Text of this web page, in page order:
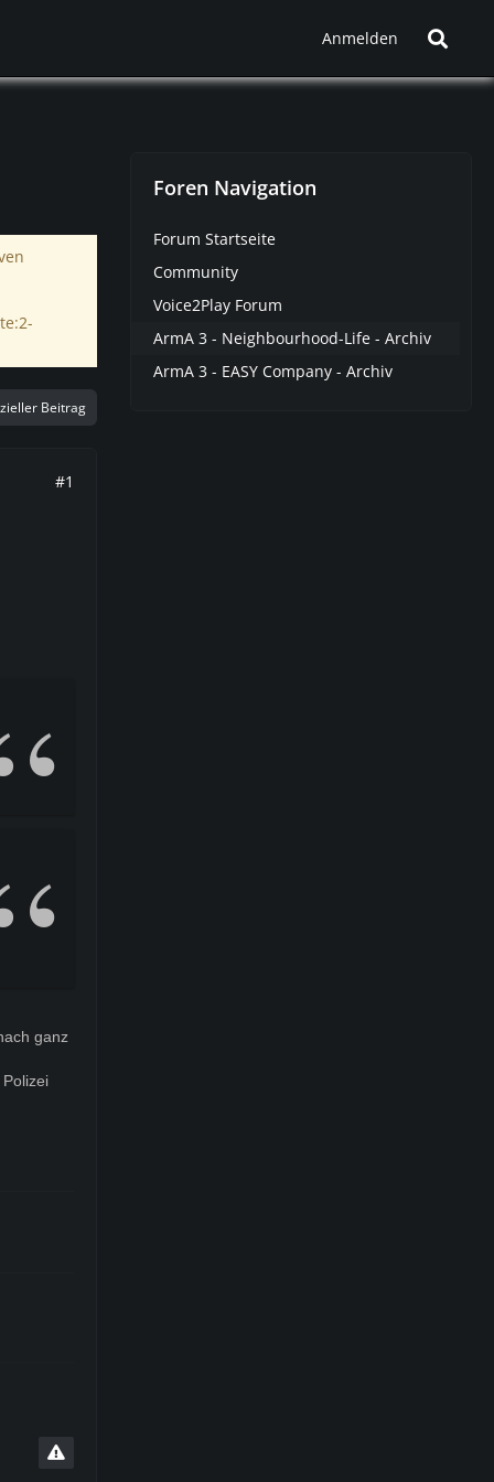
Anmelden
Beitrag
#1
ganz
Foren Navigation
Forum Startseite
Community
Voice2Play Forum
ArmA 3 - Neighbourhood-Life - Archiv
ArmA 3 - EASY Company - Archiv